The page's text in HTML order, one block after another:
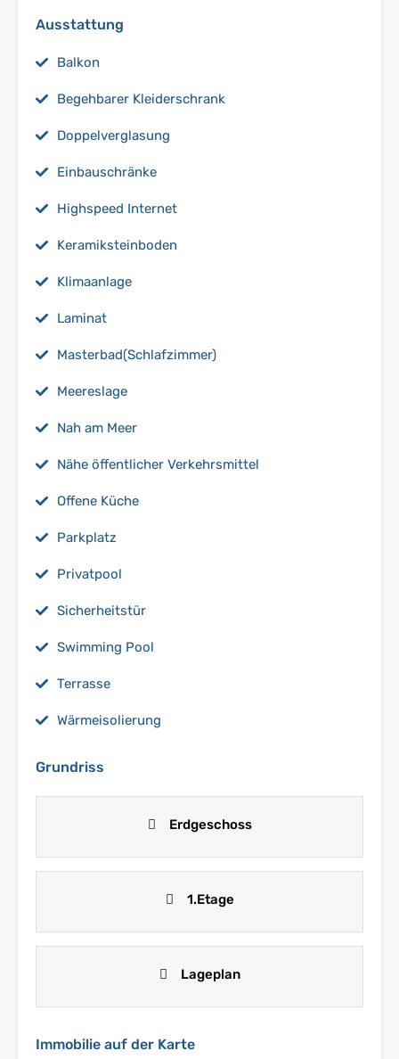
Ausstattung
Balkon
Begehbarer Kleiderschrank
Doppelverglasung
Einbauschränke
Highspeed Internet
Keramiksteinboden
Klimaanlage
Laminat
Masterbad(Schlafzimmer)
Meereslage
Nah am Meer
Nähe öffentlicher Verkehrsmittel
Offene Küche
Parkplatz
Privatpool
Sicherheitstür
Swimming Pool
Terrasse
Wärmeisolierung
Grundriss
Erdgeschoss
1.Etage
Lageplan
Immobilie auf der Karte